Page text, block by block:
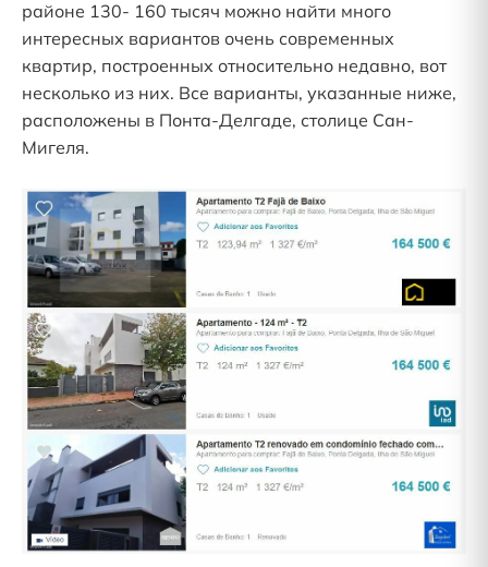
районе 130- 160 тысяч можно найти много
интересных вариантов очень современных
квартир, построенных относительно недавно, вот
несколько из них. Все варианты, указанные ниже,
расположены в Понта-Делгаде, столице Сан-
Мигеля.